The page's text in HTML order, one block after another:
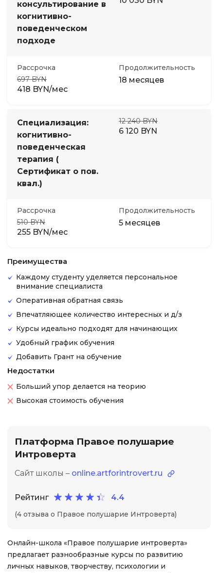
консультирование в
когнитивно-
поведенческом
подходе
Рассрочка
697 BYN
418 BYN/мес
Продолжительность
18 месяцев
Специализация:
когнитивно-
поведенческая
терапия (
Сертификат о пов.
квал.)
12 240 BYN
6 120 BYN
Рассрочка
510 BYN
255 BYN/мес
Продолжительность
5 месяцев
Преимущества
Каждому студенту уделяется персональное
внимание специалиста
Оперативная обратная связь
Впечатляющее количество интересных и д/з
Курсы идеально подходят для начинающих
Удобный график обучения
Добавить Грант на обучение
Недостатки
Больший упор делается на теорию
Высокая стоимость обучения
Платформа Правое полушарие
Интроверта
Сайт школы – online.artforintrovert.ru
Рейтинг 4.4
(4 отзыва о Правое полушарие Интроверта)
Онлайн-школа «Правое полушарие интроверта»
предлагает разнообразные курсы по развитию
личных навыков, творчеству, психологии и